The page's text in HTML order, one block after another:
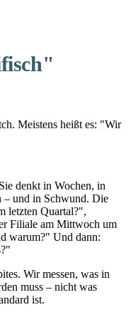
Meistens heißt es: "Wir
denkt in Wochen, in
– und in Schwund. Die
letzten Quartal?",
Filiale am Mittwoch um
warum?" Und dann:
Wir messen, was in
muss – nicht was
ist.